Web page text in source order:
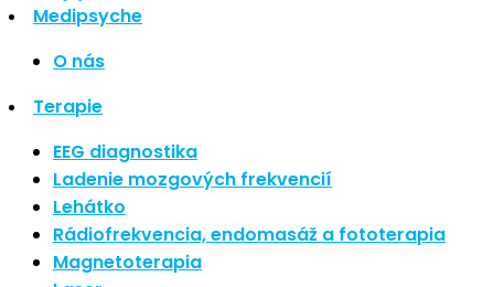
Medipsyche
O nás
Terapie
EEG diagnostika
Ladenie mozgových frekvencií
Lehátko
Rádiofrekvencia, endomasáž a fototerapia
Magnetoterapia
Hľadať
Najnovšie články
Nové polarizované svetlo
So psoriázou netreba žiť
Rozšírenie služieb
Hudba a vývoj mozgu
Najnovšie komentáre